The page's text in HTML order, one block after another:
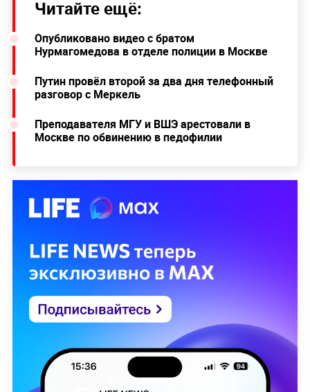
Читайте ещё:
Опубликовано видео с братом
Нурмагомедова в отделе полиции в Москве
Путин провёл второй за два дня телефонный
разговор с Меркель
Преподавателя МГУ и ВШЭ арестовали в
Москве по обвинению в педофилии